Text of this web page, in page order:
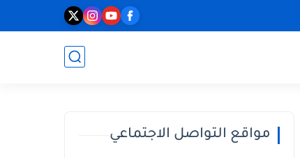
مواقع التواصل الاجتماعي